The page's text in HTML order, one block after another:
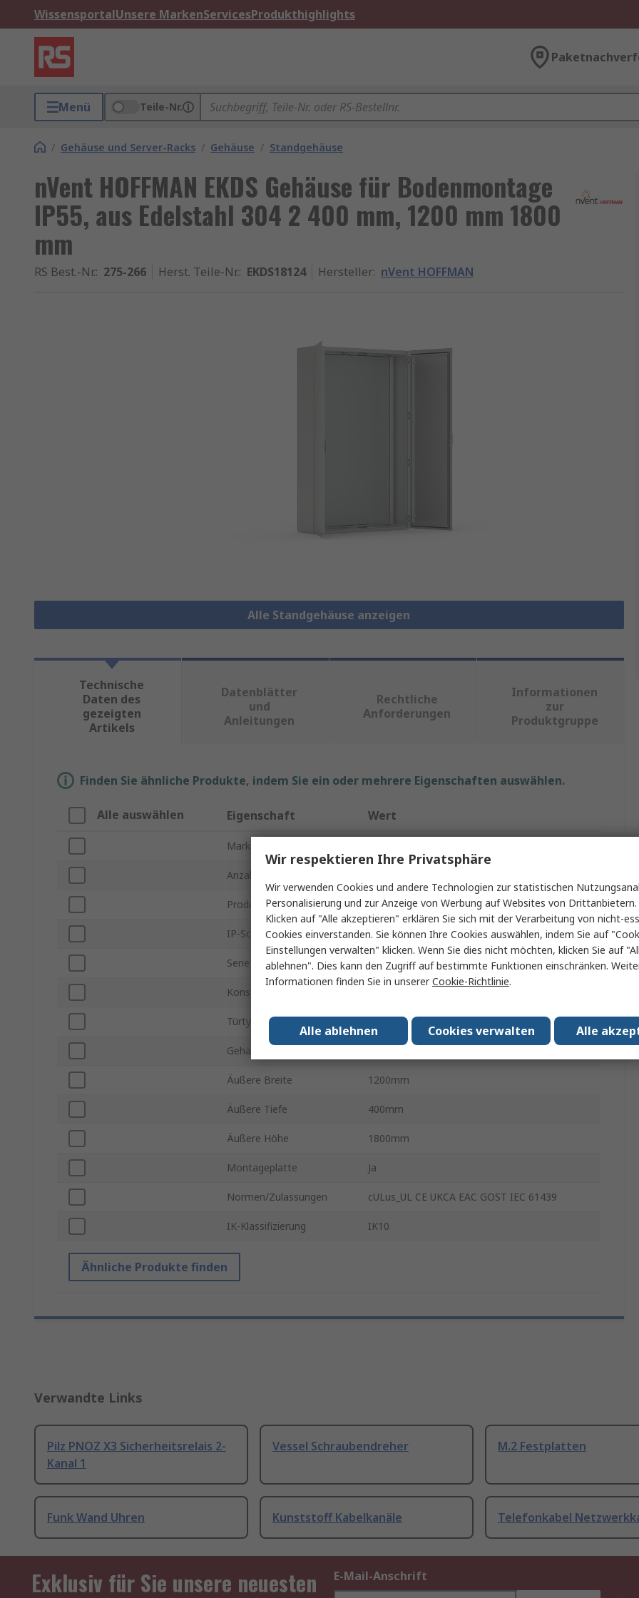
WissensportalUnsere MarkenServicesProdukthighlights
Menü Teile-Nr.
/ Gehäuse und Server-Racks / Gehäuse / Standgehäuse
nVent HOFFMAN EKDS Gehäuse für Bodenmontage
IP55, aus Edelstahl 304 2 400 mm, 1200 mm 1800
mm
RS Best.-Nr.: 275-266 Herst. Teile-Nr.: EKDS18124 Hersteller: nVent HOFFMAN
Alle Standgehäuse anzeigen
Technische
Daten des
gezeigten
Artikels
Datenblätter
und
Anleitungen
Rechtliche
Anforderungen
Informationen
zur
Produktgruppe
Finden Sie ähnliche Produkte, indem Sie ein oder mehrere Eigenschaften auswählen.
Alle auswählen Eigenschaft Wert
Marke
Anzahl Türen
Produkt Typ Gehäuse für Bodenmontage
IP-Schutzart IP55
Serie EKDS
Konstruktion
Türtyp Doppeltür
Gehäusematerial
Äußere Breite 1200mm
Äußere Tiefe 400mm
Äußere Höhe 1800mm
Montageplatte Ja
Normen/Zulassungen cULus_UL CE UKCA EAC GOST IEC 61439
IK-Klassifizierung IK10
Ähnliche Produkte finden
Verwandte Links
Pilz PNOZ X3 Sicherheitsrelais 2-
Kanal 1
Vessel Schraubendreher M.2 Festplatten
Funk Wand Uhren Kunststoff Kabelkanäle Telefonkabel
Exklusiv für Sie unsere neuesten
E-Mail-Anschrift
Wir respektieren Ihre Privatsphäre
Wir verwenden Cookies und andere Technologien zur statistischen
Personalisierung und zur Anzeige von Werbung auf Websites von
Klicken auf "Alle akzeptieren" erklären Sie sich mit der Verarbeitung von nicht-
Cookies einverstanden. Sie können Ihre Cookies auswählen, indem Sie auf
Einstellungen verwalten" klicken. Wenn Sie dies nicht möchten, klicken Sie auf
ablehnen". Dies kann den Zugriff auf bestimmte Funktionen einschränken.
Informationen finden Sie in unsererCookie-Richtlinie.
Alle
Cookies verwalten
Alle ablehnen